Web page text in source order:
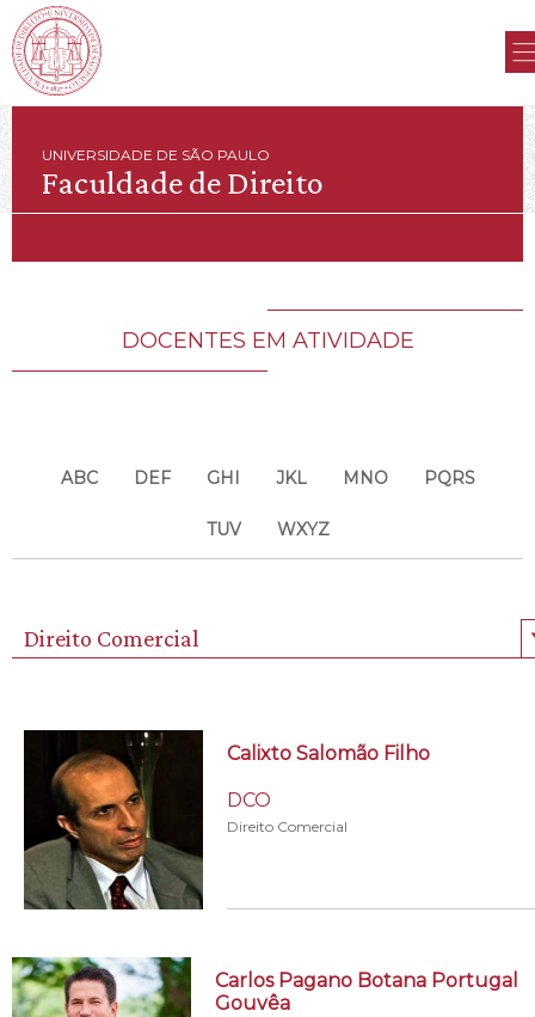
UNIVERSIDADE DE SÃO PAULO
Faculdade de Direito
DOCENTES EM ATIVIDADE
ABC DEF GHI JKL MNO PQRS
TUV WXYZ
Direito Comercial
Calixto Salomão Filho
DCO
Direito Comercial
Carlos Pagano Botana Portugal
Gouvêa